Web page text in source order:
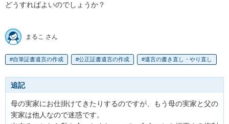
どうすればよいのでしょうか？
まるこ さん
自筆証書遺言の作成 公正証書遺言の作成 遺言の書き直し・やり直し
追記
母の実家にお仕掛けてきたりするのですが、もう母の実家と父の
実家は他人なので迷惑です。